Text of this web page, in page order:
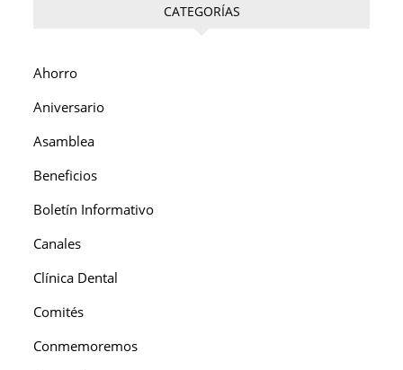
CATEGORÍAS
Ahorro
Aniversario
Asamblea
Beneficios
Boletín Informativo
Canales
Clínica Dental
Comités
Conmemoremos